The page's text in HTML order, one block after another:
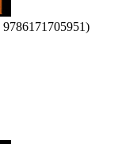
9786171705951)